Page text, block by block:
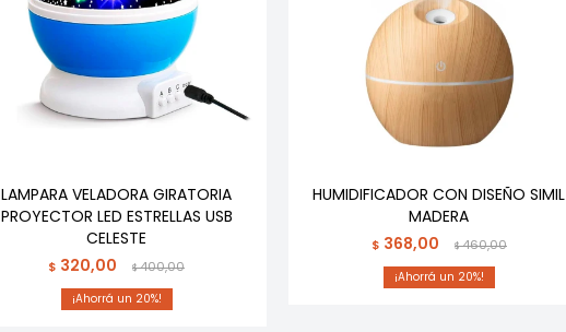
LAMPARA VELADORA GIRATORIA
PROYECTOR LED ESTRELLAS USB
CELESTE
$ 320,00 $400,00
20
HUMIDIFICADOR CON DISEÑO SIMIL
MADERA
$ 368,00 $460,00
20